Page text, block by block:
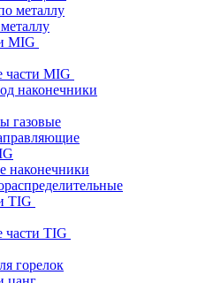
металлу
MIG
части MIG
наконечники
газовые
наконечники
TIG
части TIG
горелок